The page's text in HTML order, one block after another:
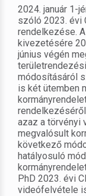
2024. január 1-
szóló 2023. évi
rendelkezése.
kivezetésére
június végén
módosításáról
is két ütemben
azaz a törvényi
megvalósult
következő
hatályosuló
PhD 2023. évi
videófelvétele